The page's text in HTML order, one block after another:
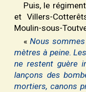
Puis, le
et Villers-
Moulin-sous-
«Nous
mètres à peine.
ne restent guère
lançons des
mortiers, canons